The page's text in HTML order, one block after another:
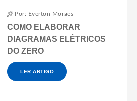
Por: Everton Moraes
COMO ELABORAR
DIAGRAMAS ELÉTRICOS
DO ZERO
LER ARTIGO